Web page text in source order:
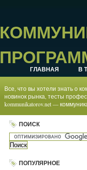
ГЛАВНАЯ В
Все, что вы хотели знать о
новинок рынка, тесты
kommunikatorov.net —
ПОИСК
ПОПУЛЯРНОЕ